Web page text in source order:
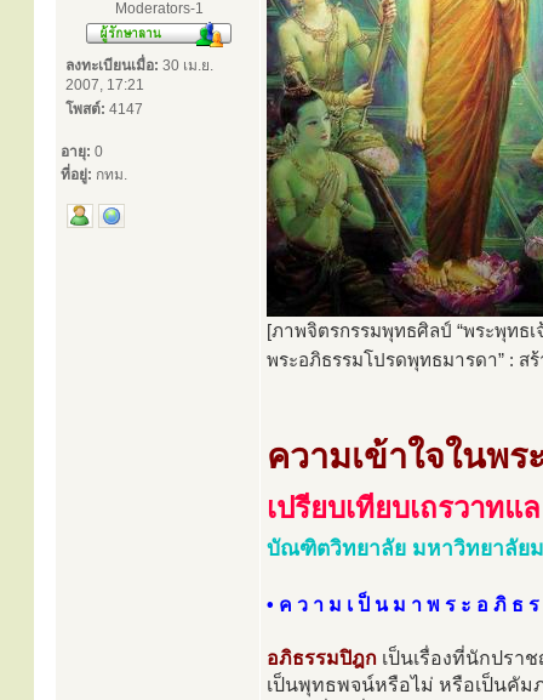
Moderators-1
ลงทะเบียนเมื่อ: 30 เม.ย.
2007, 17:21
โพสต์: 4147
อายุ: 0
ที่อยู่: กทม.
[ภาพจิตรกรรมพุทธศิลป์ “พระพุทธ
พระอภิธรรมโปรดพุทธมารดา” : ส
ความเข้าใจในพร
เปรียบเทียบเถรวาทแ
บัณฑิตวิทยาลัย มหาวิทยาลัย
• ค ว า ม เ ป็ น ม า พ ร ะ อ ภิ ธ
อภิธรรมปิฎก เป็นเรื่องที่นักปรา
เป็นพุทธพจน์หรือไม่ หรือเป็นคัม